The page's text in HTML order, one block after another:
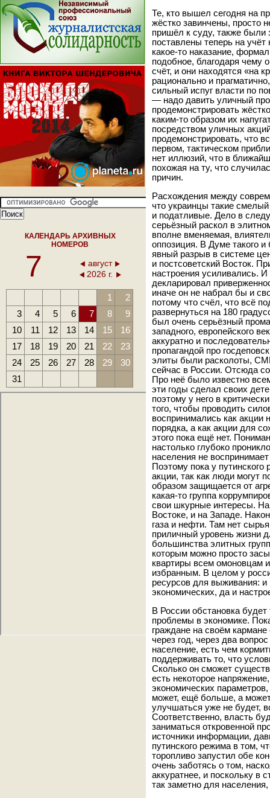
КАЛЕНДАРЬ АРХИВНЫХ
НОМЕРОВ
7
август
2026 г.
1
2
3
4 5 6 7 8
9
10
11 12 13 14 15
16
17
18 19 20 21 22
23
24
25 26 27 28 29
30
31
Те, кто вышел сегодня на
жёстко завинчены, просто
пришёл к суду, также были
поставлены теперь на
какое-то наказание,
подобное, благодаря чему
счёт, и они находятся «на
рационально и
сильный испуг власти по
— надо давить уличный
продемонстрировать
каким-то образом их
посредством уличных
продемонстрировать, что
первом, тактическом
нет иллюзий, что в
похожая на ту, что
причин.
Расхождения между
что украинцы такие
и податливые. Дело в
серьёзный раскол в
вполне вменяемая,
оппозиция. В Думе такого и
явный разрыв в системе
и постсоветский Восток.
настроения усиливались.
декларировал
иначе он не набрал бы и
потому что счёл, что всё
развернуться на 180
был очень серьёзный
западного, европейского
аккуратно и
пропагандой про
элиты были расколоты,
сейчас в России. Отсюда
Про неё было известно
эти годы сделал своих
поэтому у него в
того, чтобы проводить
воспринимались как акции
порядка, а как акции для
этого пока ещё нет.
настолько глубоко
населения не
Поэтому пока у
акции, так как люди могут
образом защищается от
какая-то группа
свои шкурные интересы.
Востоке, и на Западе.
газа и нефти. Там нет
приличный уровень жизни
большинства элитных
которым можно просто
квартиры всем омоновцам
избранным. В целом у
ресурсов для выживания: и
экономических, да и
В России обстановка
проблемы в экономике.
граждане на своём
через год, через два
население, есть чем
поддерживать то, что
Сколько он сможет
есть некоторое
экономических
может, ещё больше, а
улучшаться уже не будет,
Соответственно, власть
заниматься откровенной
источники информации,
путинского режима в том,
торопливо запустил обе
очень заботясь о том,
аккуратнее, и поскольку в
так заметно для